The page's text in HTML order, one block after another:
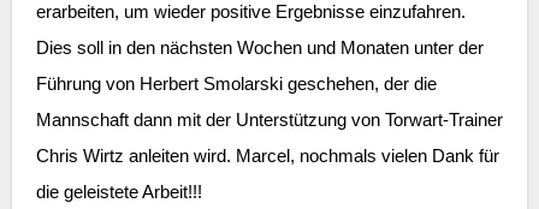
erarbeiten, um wieder positive Ergebnisse einzufahren.
Dies soll in den nächsten Wochen und Monaten unter der
Führung von Herbert Smolarski geschehen, der die
Mannschaft dann mit der Unterstützung von Torwart-Trainer
Chris Wirtz anleiten wird. Marcel, nochmals vielen Dank für
die geleistete Arbeit!!!